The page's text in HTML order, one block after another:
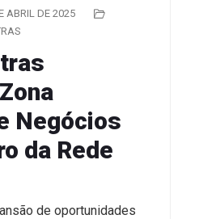
ABRIL DE 2025
Negócios
da Rede
de oportunidades